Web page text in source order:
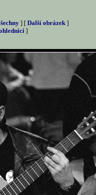
] [ Další obrázek ]
]